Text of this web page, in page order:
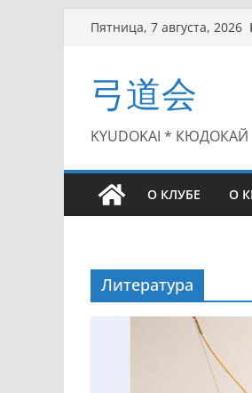
Перейти
Пятница, 7 августа, 2026
弓道会
KYUDOKAI * КЮДОКАЙ
О КЛУБЕ О
Литература